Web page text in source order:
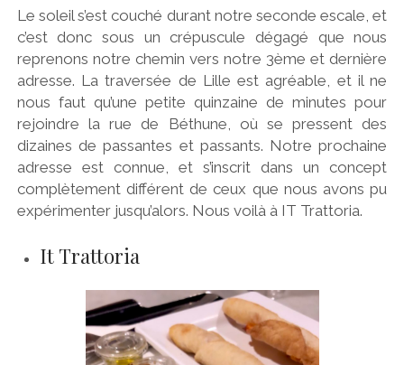
Le soleil s’est couché durant notre seconde escale, et
c’est donc sous un crépuscule dégagé que nous
reprenons notre chemin vers notre 3ème et dernière
adresse. La traversée de Lille est agréable, et il ne
nous faut qu’une petite quinzaine de minutes pour
rejoindre la rue de Béthune, où se pressent des
dizaines de passantes et passants. Notre prochaine
adresse est connue, et s’inscrit dans un concept
complètement différent de ceux que nous avons pu
expérimenter jusqu’alors. Nous voilà à IT Trattoria.
It Trattoria